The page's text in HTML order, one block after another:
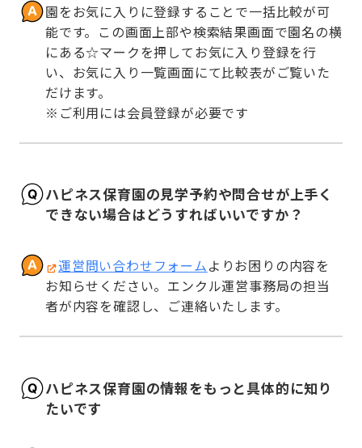
園をお気に入りに登録することで一括比較が可
能です。この画面上部や検索結果画面で園名の横
にある☆マークを押してお気に入り登録を行
い、お気に入り一覧画面にて比較表がご覧いた
だけます。
※ご利用には会員登録が必要です
ハピネス保育園の見学予約や問合せが上手く
できない場合はどうすればいいですか？
運営問い合わせフォームよりお困りの内容を
お知らせください。エンクル運営事務局の担当
者が内容を確認し、ご連絡いたします。
ハピネス保育園の情報をもっと具体的に知り
たいです